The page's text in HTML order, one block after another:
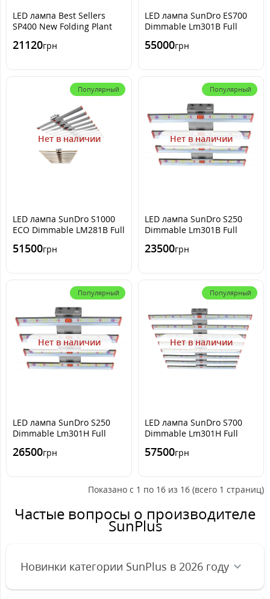
LED лампа Best Sellers
SP400 New Folding Plant
LED Samsung Lm281b
21120грн
LED лампа SunDro ES700
Dimmable Lm301B Full
55000грн
Популярный
Нет в наличии
LED лампа SunDro S1000
ECO Dimmable LM281B Full
51500грн
Популярный
Нет в наличии
LED лампа SunDro S250
Dimmable Lm301B Full
23500грн
Популярный
Нет в наличии
LED лампа SunDro S250
Dimmable Lm301H Full
26500грн
Популярный
Нет в наличии
LED лампа SunDro S700
Dimmable Lm301H Full
57500грн
Показано с 1 по 16 из 16 (всего 1 страниц)
Частые вопросы о производителе
SunPlus
Новинки категории SunPlus в 2026 году